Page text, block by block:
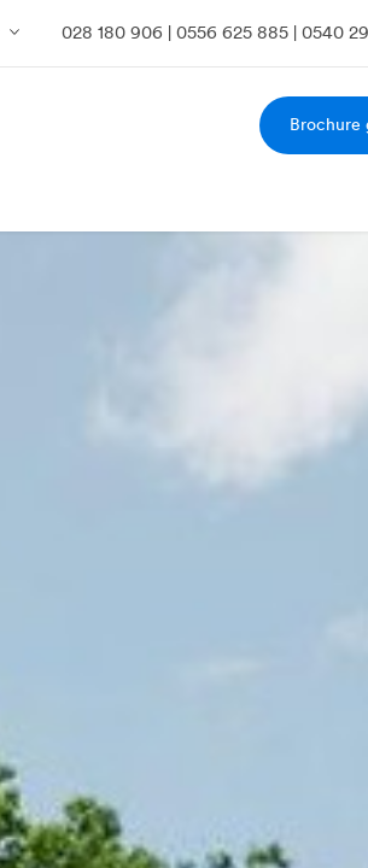
028 180 906 | 0556 625 885 | 0540
EF recrute
Brochure